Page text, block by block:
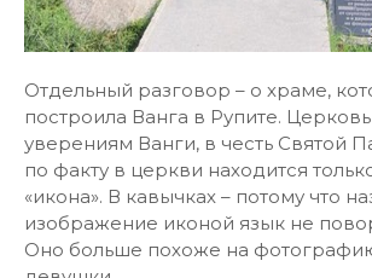
Отдельный разговор – о храме,
построила Ванга в Рупите.
уверениям Ванги, в честь Святой
по факту в церкви находится
«икона». В кавычках – потому что
изображение иконой язык не
Оно больше похоже на